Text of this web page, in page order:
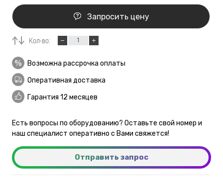
Запросить цену
Кол-во:
Возможна рассрочка оплаты
Оперативная доставка
Гарантия 12 месяцев
Есть вопросы по оборудованию? Оставьте свой номер и
наш специалист оперативно с Вами свяжется!
Отправить запрос